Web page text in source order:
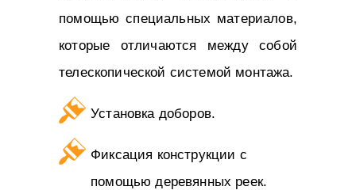
помощью специальных материалов,
которые отличаются между собой
телескопической системой монтажа.
Установка доборов.
Фиксация конструкции с
помощью деревянных реек.